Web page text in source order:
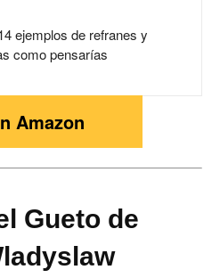
ejemplos de refranes y
como pensarías
Amazon
Gueto de